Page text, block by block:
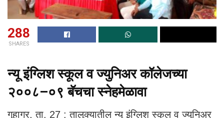
288
SHARES
न्यू इंग्लिश स्कूल व ज्युनिअर कॉलेजच्या
२००८–०९ बॅचचा स्नेहमेळावा
गुहागर, ता. 27 : तालुक्यातील न्यू इंग्लिश स्कूल व ज्युनिअर